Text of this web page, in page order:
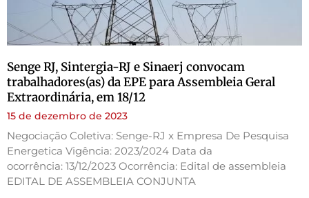
Senge RJ, Sintergia-RJ e Sinaerj convocam
trabalhadores(as) da EPE para Assembleia Geral
Extraordinária, em 18/12
15 de dezembro de 2023
Negociação Coletiva: Senge-RJ x Empresa De Pesquisa
Energetica Vigência: 2023/2024 Data da
ocorrência: 13/12/2023 Ocorrência: Edital de assembleia
EDITAL DE ASSEMBLEIA CONJUNTA